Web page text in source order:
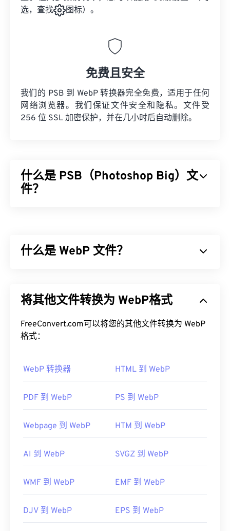
选，查找
图标）。
免费且安全
我们的 PSB 到 WebP 转换器完全免费，适用于任何
网络浏览器。我们保证文件安全和隐私。文件受
256 位 SSL 加密保护，并在几小时后自动删除。
什么是 PSB（Photoshop Big）文
件？
最多可以包含 300,000 像素，而 PSD 文件则限制为
Adobe Photoshop 是打开 PSB 的主要程序。它也是
以不使用 Photoshop，使用 FreeConvert.com 的转
文件。
开发者：Adobe Inc.
首次发布：1990年2月19日
https://www.adobe.com/devnet-
什么是 WebP 文件？
JPEG (JPG)和便携式网络图形 (PNG)文件小 30%，
的加载速度非常快。
默认打开 WebP 的程序是
Google
文件也可在GIMP Microsoft Paint上自动打开。除
式。
Photopea。此外，还可以尝试Corel PaintShop Pro
的插件。
开发者： 谷歌
将其他文件转换为 WebP格式
FreeConvert.com可以将您的其他文件转换为 WebP
格式：
WebP 转换器 HTML 到 WebP
PDF 到 WebP PS 到 WebP
Webpage 到 WebP HTM 到 WebP
AI 到 WebP SVGZ 到 WebP
WMF 到 WebP EMF 到 WebP
DJV 到 WebP EPS 到 WebP